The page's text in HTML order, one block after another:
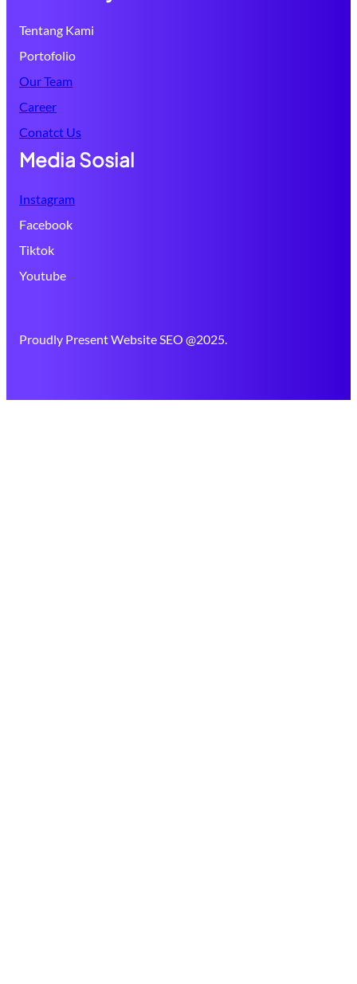
Tentang Kami
Portofolio
Our Team
Career
Conatct Us
Media Sosial
Instagram
Facebook
Tiktok
Youtube
Proudly Present Website SEO @2025.